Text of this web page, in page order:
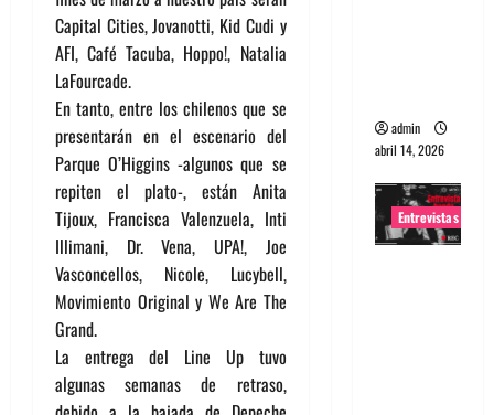
Capital Cities, Jovanotti, Kid Cudi y
AFI, Café Tacuba, Hoppo!, Natalia
LaFourcade.
En tanto, entre los chilenos que se
presentarán en el escenario del
Parque O’Higgins -algunos que se
repiten el plato-, están Anita
Tijoux, Francisca Valenzuela, Inti
Illimani, Dr. Vena, UPA!, Joe
Vasconcellos, Nicole, Lucybell,
Movimiento Original y We Are The
Grand.
La entrega del Line Up tuvo
algunas semanas de retraso,
admin
abril 14, 2026
Entrevistas